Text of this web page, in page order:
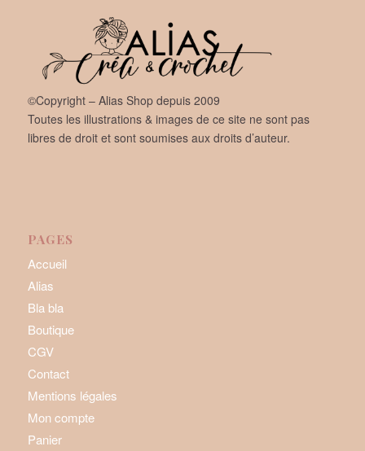
©Copyright – Alias Shop depuis 2009
Toutes les illustrations & images de ce site ne sont pas
libres de droit et sont soumises aux droits d’auteur.
PAGES
Accueil
Alias
Bla bla
Boutique
CGV
Contact
Mentions légales
Mon compte
Panier